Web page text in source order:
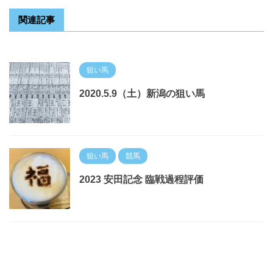
関連記事
狙い馬
2020.5.9（土）新潟の狙い馬
狙い馬 競馬
2023 安田記念 臨戦過程評価